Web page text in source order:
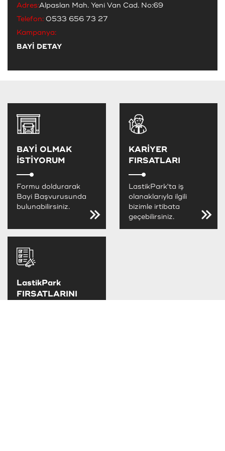
Adres:Alpaslan Mah. Yeni Van Cad. No:69
Telefon: 0533 656 73 27
Kampanya:
BAYİ DETAY
BAYİ OLMAK
İSTİYORUM
Formu doldurarak
Bayi Başvurusunda
bulunabilirsiniz.
KARİYER
FIRSATLARI
LastikPark'ta iş
olanaklarıyla ilgili
bizimle irtibata
geçebilirsiniz.
LastikPark
FIRSATLARINI